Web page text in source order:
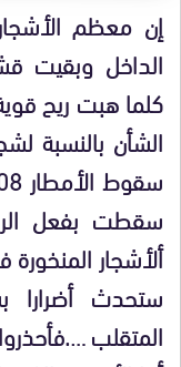
إن معظم
الداخل وبقيت
كلما هبت ريح
الشأن بالنسبة
سقطت بفعل
ألأشجار
ستحدث أضرارا
المتقلب